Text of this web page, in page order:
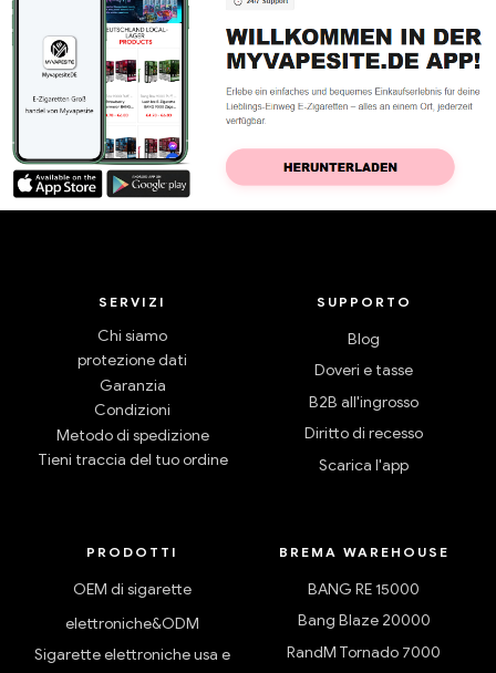
SERVIZI
Chi siamo
protezione dati
Garanzia
Condizioni
Metodo di spedizione
Tieni traccia del tuo ordine
SUPPORTO
Blog
Doveri e tasse
B2B all'ingrosso
Diritto di recesso
Scarica l'app
PRODOTTI
OEM di sigarette
elettroniche&ODM
Sigarette elettroniche usa e
BREMA WAREHOUSE
BANG RE 15000
Bang Blaze 20000
RandM Tornado 7000